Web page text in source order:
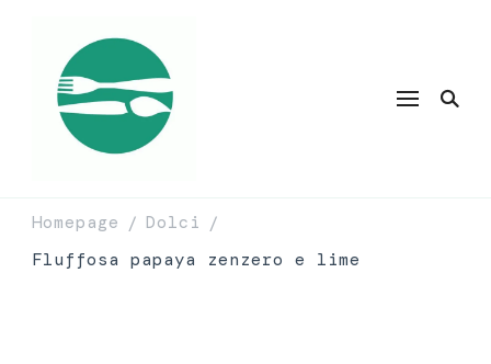
Homepage / Dolci /
Fluffosa papaya zenzero e lime